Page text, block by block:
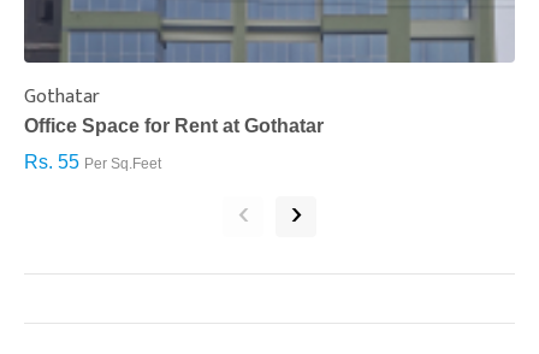
Gothatar
Office Space for Rent at Gothatar
Rs. 55 Per Sq.Feet
‹ ›